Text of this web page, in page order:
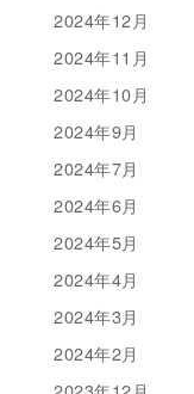
2024年12月
2024年11月
2024年10月
2024年9月
2024年7月
2024年6月
2024年5月
2024年4月
2024年3月
2024年2月